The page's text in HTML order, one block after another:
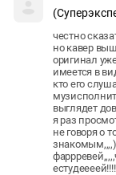
честно
но кавер
оригинал
имеется в
кто его
выглядет
я раз
не говоря о
естудеееей!!!!